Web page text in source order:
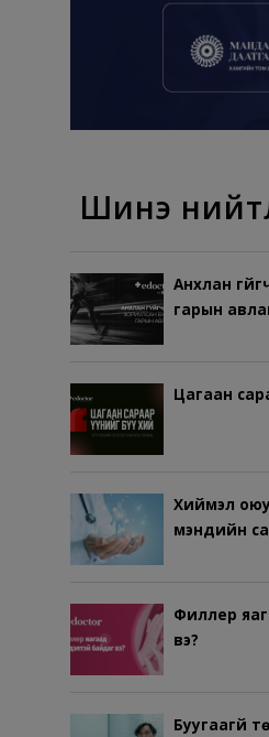
Шинэ
Анхлан
гарын
Цагаан
Хиймэл
мэндийн
Филлер
вэ?
Буугаагүй